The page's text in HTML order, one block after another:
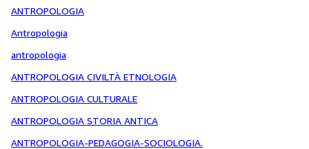
ANTROPOLOGIA
Antropologia
antropologia
ANTROPOLOGIA CIVILTÀ ETNOLOGIA
ANTROPOLOGIA CULTURALE
ANTROPOLOGIA STORIA ANTICA
ANTROPOLOGIA-PEDAGOGIA-SOCIOLOGIA.